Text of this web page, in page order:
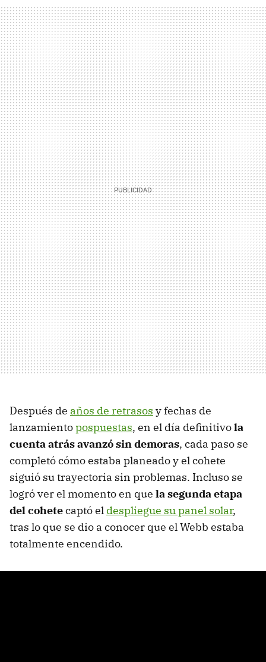
Después de años de retrasos y fechas de
lanzamientopospuestas, en el día definitivola
cuenta atrás avanzó sin demoras, cada paso se
completó cómo estaba planeado y el cohete
siguió su trayectoria sin problemas. Incluso se
logró ver el momento en que la segunda etapa
del cohetecaptó el despliegue su panel solar,
tras lo que se dio a conocer que el Webb estaba
totalmente encendido.